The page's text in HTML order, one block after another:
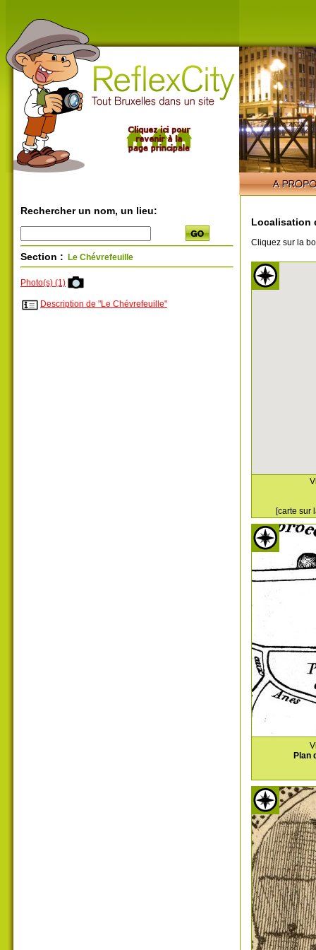
Rechercher un nom, un lieu:
Section : Le Chévrefeuille
Photo(s) (1)
Description de "Le Chévrefeuille"
Localisation
Cliquez sur la
[carte sur
Plan